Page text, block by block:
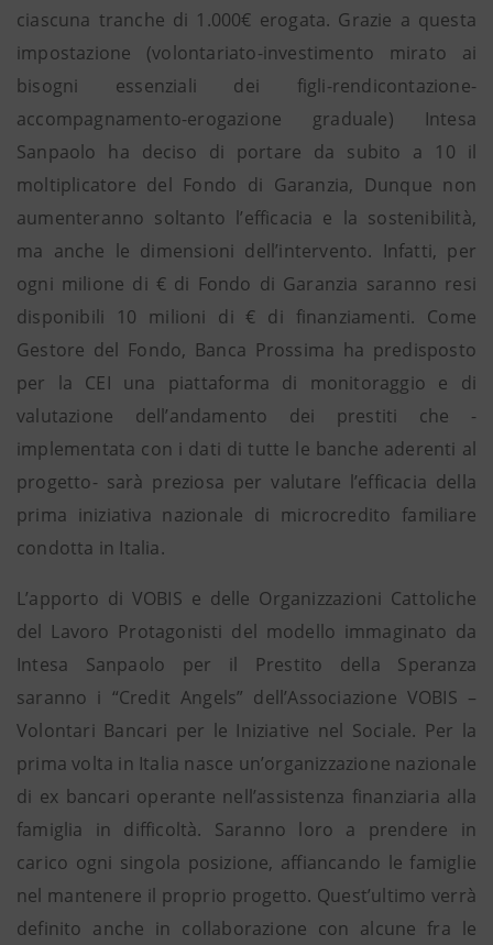
ciascuna tranche di 1.000€ erogata. Grazie a questa
impostazione (volontariato-investimento mirato ai
bisogni essenziali dei figli-rendicontazione-
accompagnamento-erogazione graduale) Intesa
Sanpaolo ha deciso di portare da subito a 10 il
moltiplicatore del Fondo di Garanzia, Dunque non
aumenteranno soltanto l’efficacia e la sostenibilità,
ma anche le dimensioni dell’intervento. Infatti, per
ogni milione di € di Fondo di Garanzia saranno resi
disponibili 10 milioni di € di finanziamenti. Come
Gestore del Fondo, Banca Prossima ha predisposto
per la CEI una piattaforma di monitoraggio e di
valutazione dell’andamento dei prestiti che -
implementata con i dati di tutte le banche aderenti al
progetto- sarà preziosa per valutare l’efficacia della
prima iniziativa nazionale di microcredito familiare
condotta in Italia.
L’apporto di VOBIS e delle Organizzazioni Cattoliche
del Lavoro Protagonisti del modello immaginato da
Intesa Sanpaolo per il Prestito della Speranza
saranno i “Credit Angels” dell’Associazione VOBIS –
Volontari Bancari per le Iniziative nel Sociale. Per la
prima volta in Italia nasce un’organizzazione nazionale
di ex bancari operante nell’assistenza finanziaria alla
famiglia in difficoltà. Saranno loro a prendere in
carico ogni singola posizione, affiancando le famiglie
nel mantenere il proprio progetto. Quest’ultimo verrà
definito anche in collaborazione con alcune fra le